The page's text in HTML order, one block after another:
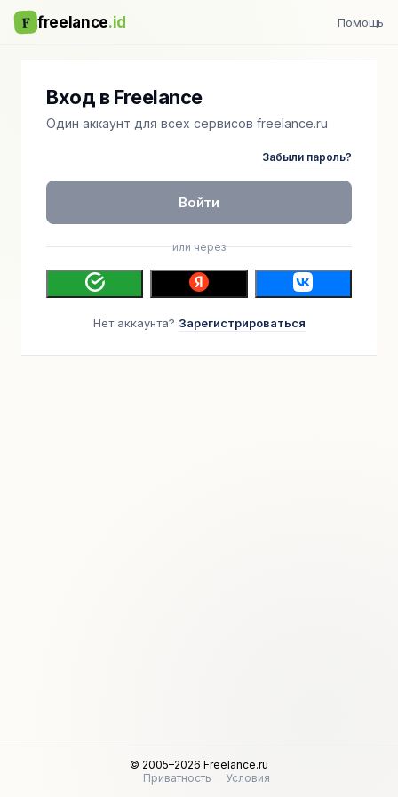
F freelance.id Помощь
Вход в Freelance
Один аккаунт для всех сервисов freelance.ru
Забыли пароль?
Войти
или через
Нет аккаунта? Зарегистрироваться
© 2005–2026 Freelance.ru
Приватность
Условия